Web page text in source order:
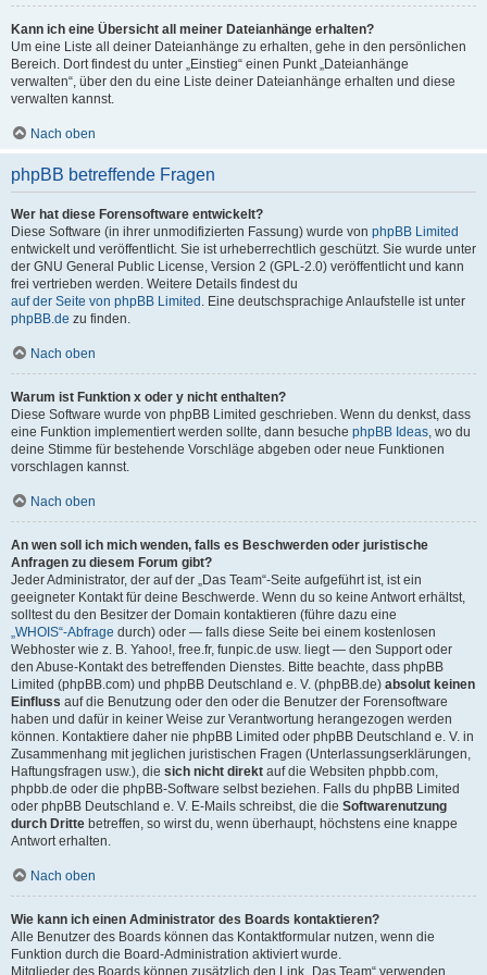
Kann ich eine Übersicht all meiner Dateianhänge erhalten?
Um eine Liste all deiner Dateianhänge zu erhalten, gehe in den persönlichen
Bereich. Dort findest du unter „Einstieg“ einen Punkt „Dateianhänge
verwalten“, über den du eine Liste deiner Dateianhänge erhalten und diese
verwalten kannst.
Nach oben
phpBB betreffende Fragen
Wer hat diese Forensoftware entwickelt?
Diese Software (in ihrer unmodifizierten Fassung) wurde von phpBB Limited
entwickelt und veröffentlicht. Sie ist urheberrechtlich geschützt. Sie wurde unter
der GNU General Public License, Version 2 (GPL-2.0) veröffentlicht und kann
frei vertrieben werden. Weitere Details findest du
auf der Seite von phpBB Limited . Eine deutschsprachige Anlaufstelle ist unter
phpBB.de zu finden.
Nach oben
Warum ist Funktion x oder y nicht enthalten?
Diese Software wurde von phpBB Limited geschrieben. Wenn du denkst, dass
eine Funktion implementiert werden sollte, dann besuche phpBB Ideas, wo du
deine Stimme für bestehende Vorschläge abgeben oder neue Funktionen
vorschlagen kannst.
Nach oben
An wen soll ich mich wenden, falls es Beschwerden oder juristische
Anfragen zu diesem Forum gibt?
Jeder Administrator, der auf der „Das Team“-Seite aufgeführt ist, ist ein
geeigneter Kontakt für deine Beschwerde. Wenn du so keine Antwort erhältst,
solltest du den Besitzer der Domain kontaktieren (führe dazu eine
„WHOIS“-Abfrage durch) oder — falls diese Seite bei einem kostenlosen
Webhoster wie z. B. Yahoo!, free.fr, funpic.de usw. liegt — den Support oder
den Abuse-Kontakt des betreffenden Dienstes. Bitte beachte, dass phpBB
Limited (phpBB.com) und phpBB Deutschland e. V. (phpBB.de) absolut keinen
Einfluss auf die Benutzung oder den oder die Benutzer der Forensoftware
haben und dafür in keiner Weise zur Verantwortung herangezogen werden
können. Kontaktiere daher nie phpBB Limited oder phpBB Deutschland e. V. in
Zusammenhang mit jeglichen juristischen Fragen (Unterlassungserklärungen,
Haftungsfragen usw.), die sich nicht direkt auf die Websiten phpbb.com,
phpbb.de oder die phpBB-Software selbst beziehen. Falls du phpBB Limited
oder phpBB Deutschland e. V. E-Mails schreibst, die die Softwarenutzung
durch Dritte betreffen, so wirst du, wenn überhaupt, höchstens eine knappe
Antwort erhalten.
Nach oben
Wie kann ich einen Administrator des Boards kontaktieren?
Alle Benutzer des Boards können das Kontaktformular nutzen, wenn die
Funktion durch die Board-Administration aktiviert wurde.
Mitglieder des Boards können zusätzlich den Link „Das Team“ verwenden.